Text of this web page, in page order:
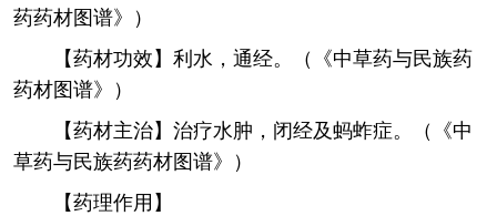
药药材图谱》）
【药材功效】利水，通经。（《中草药与民族药
药材图谱》）
【药材主治】治疗水肿，闭经及蚂蚱症。（《中
草药与民族药药材图谱》）
【药理作用】